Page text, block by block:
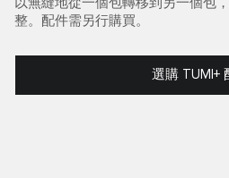
以無縫地從一個包轉移到另一個包
整。配件需另行購買。
選購 TUMI+